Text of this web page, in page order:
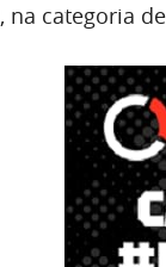
categoria de